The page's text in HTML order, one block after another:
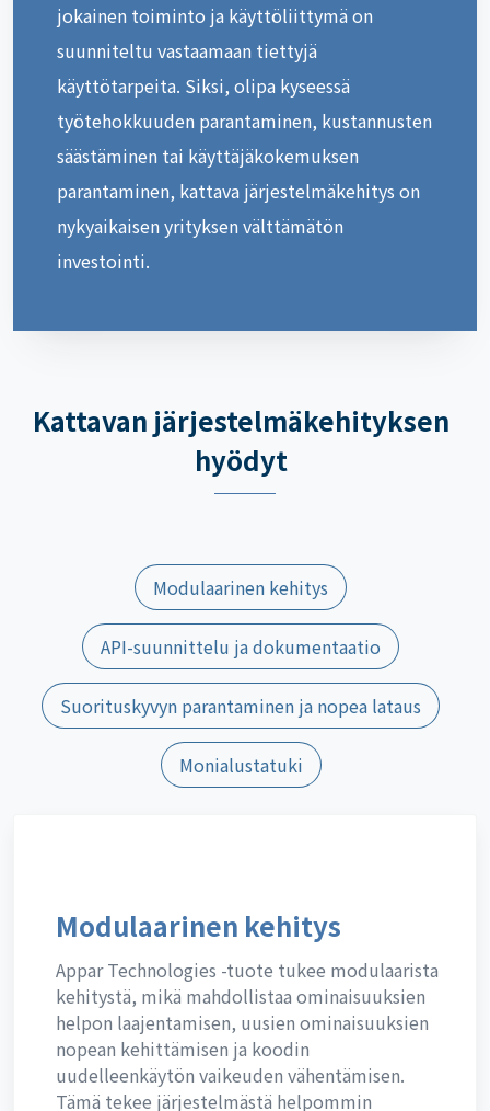
jokainen toiminto ja käyttöliittymä on
suunniteltu vastaamaan tiettyjä
käyttötarpeita. Siksi, olipa kyseessä
työtehokkuuden parantaminen, kustannusten
säästäminen tai käyttäjäkokemuksen
parantaminen, kattava järjestelmäkehitys on
nykyaikaisen yrityksen välttämätön
investointi.
Kattavan järjestelmäkehityksen
hyödyt
Modulaarinen kehitys
API-suunnittelu ja dokumentaatio
Suorituskyvyn parantaminen ja nopea lataus
Monialustatuki
Modulaarinen kehitys
Appar Technologies -tuote tukee modulaarista
kehitystä, mikä mahdollistaa ominaisuuksien
helpon laajentamisen, uusien ominaisuuksien
nopean kehittämisen ja koodin
uudelleenkäytön vaikeuden vähentämisen.
Tämä tekee järjestelmästä helpommin